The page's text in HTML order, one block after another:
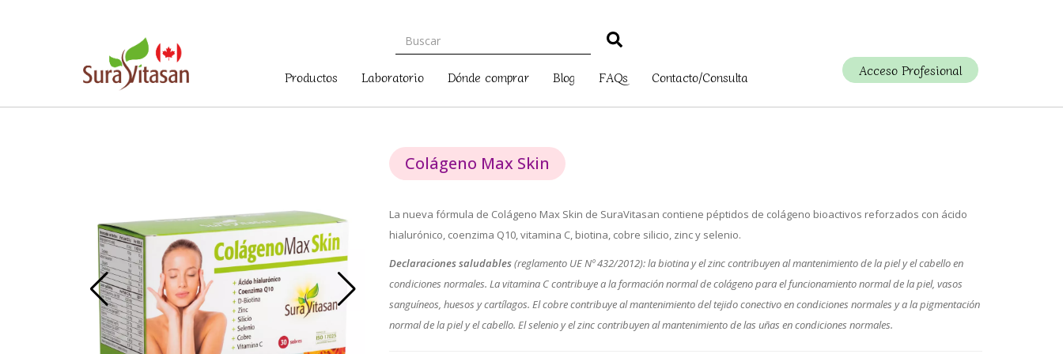
Acceso Profesional
Productos Laboratorio Dónde comprar Blog FAQs Contacto/Consulta
Colágeno Max Skin
La nueva fórmula de Colágeno Max Skin de SuraVitasan contiene péptidos de colágeno bioactivos reforzados con ácido
hialurónico, coenzima Q10, vitamina C, biotina, cobre silicio, zinc y selenio.
Declaraciones saludables(reglamento UE Nº 432/2012): la biotina y el zinc contribuyen al mantenimiento de la piel y el cabello en
condiciones normales. La vitamina C contribuye a la formación normal de colágeno para el funcionamiento normal de la piel, vasos
sanguíneos, huesos y cartílagos. El cobre contribuye al mantenimiento del tejido conectivo en condiciones normales y a la pigmentación
normal de la piel y el cabello. El selenio y el zinc contribuyen al mantenimiento de las uñas en condiciones normales.